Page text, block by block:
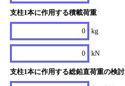
支柱1本に作用する積載荷重
0 kg
0 kN
支柱1本に作用する総鉛直荷重の検討